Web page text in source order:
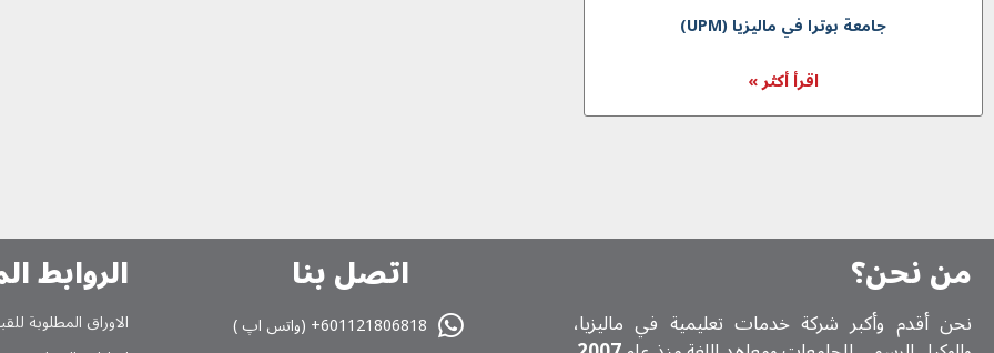
جامعة بوترا في ماليزيا (UPM)
اقرأ أكثر »
من نحن؟
نحن أقدم وأكبر شركة خدمات تعلیمیة في ماليزيا،
اتصل بنا
601121806818+ (واتس اپ )
الروابط
الاوراق المطلوبة